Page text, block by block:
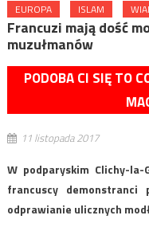
EUROPA ISLAM
Francuzi mają dość
muzułmanów
PODOBA CI SIĘ TO
11 listopada 2017
W podparyskim Clichy-la-
francuscy demonstranci
odprawianie ulicznych